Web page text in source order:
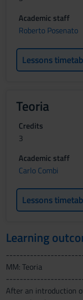
Academic staff
Roberto Posenato
Lessons
Teoria
Credits
3
Academic staff
Carlo Combi
Lessons
Learning
MM: Teoria
After an introduction